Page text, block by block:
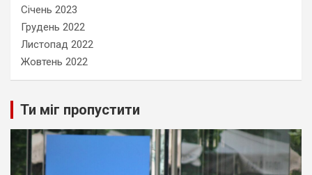
Січень 2023
Грудень 2022
Листопад 2022
Жовтень 2022
Ти міг пропустити